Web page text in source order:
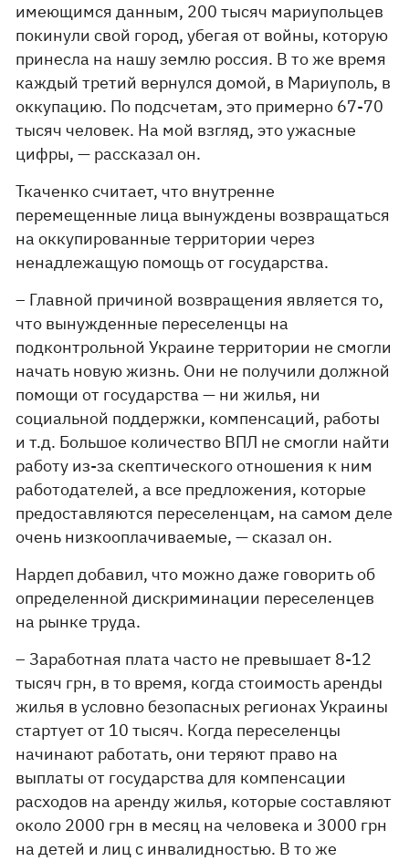
имеющимся данным, 200 тысяч мариупольцев
покинули свой город, убегая от войны, которую
принесла на нашу землю россия. В то же время
каждый третий вернулся домой, в Мариуполь, в
оккупацию. По подсчетам, это примерно 67-70
тысяч человек. На мой взгляд, это ужасные
цифры, — рассказал он.
Ткаченко считает, что внутренне
перемещенные лица вынуждены возвращаться
на оккупированные территории через
ненадлежащую помощь от государства.
– Главной причиной возвращения является то,
что вынужденные переселенцы на
подконтрольной Украине территории не смогли
начать новую жизнь. Они не получили должной
помощи от государства — ни жилья, ни
социальной поддержки, компенсаций, работы
и т.д. Большое количество ВПЛ не смогли найти
работу из-за скептического отношения к ним
работодателей, а все предложения, которые
предоставляются переселенцам, на самом деле
очень низкооплачиваемые, — сказал он.
Нардеп добавил, что можно даже говорить об
определенной дискриминации переселенцев
на рынке труда.
– Заработная плата часто не превышает 8-12
тысяч грн, в то время, когда стоимость аренды
жилья в условно безопасных регионах Украины
стартует от 10 тысяч. Когда переселенцы
начинают работать, они теряют право на
выплаты от государства для компенсации
расходов на аренду жилья, которые составляют
около 2000 грн в месяц на человека и 3000 грн
на детей и лиц с инвалидностью. В то же